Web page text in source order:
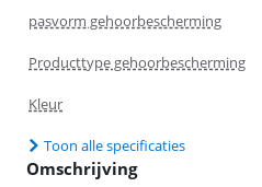
pasvorm gehoorbescherming
Producttype gehoorbescherming
Kleur
Toon alle specificaties
Omschrijving